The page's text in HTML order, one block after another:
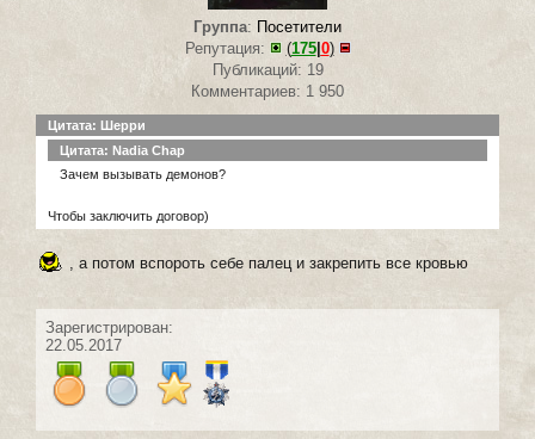
Группа: Посетители
Репутация:
(175|0)
Публикаций: 19
Комментариев: 1 950
Цитата: Шерри
Цитата: Nadia Chap
Зачем вызывать демонов?
Чтобы заключить договор)
, а потом вспороть себе палец и закрепить все кровью
Зарегистрирован:
22.05.2017